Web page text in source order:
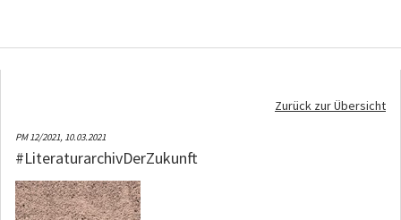
Zurück zur Übersicht
PM 12/2021, 10.03.2021
#LiteraturarchivDerZukunft